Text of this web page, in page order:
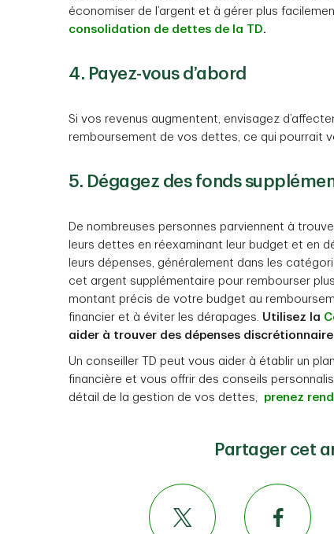
économiser de l’argent et à gérer plus
consolidation de dettes de la TD.
4. Payez-vous d’abord
Si vos revenus augmentent, envisagez
remboursement de vos dettes, ce qui pourrait
5. Dégagez des fonds
De nombreuses personnes parviennent à
leurs dettes en réexaminant leur budget et en
leurs dépenses, généralement dans les
cet argent supplémentaire pour rembourser
montant précis de votre budget au
financier et à éviter les dérapages. Utilisez la
aider à trouver des dépenses
Un conseiller TD peut vous aider à établir un
financière et vous offrir des conseils
détail de la gestion de vos dettes, prenez
Partager cet